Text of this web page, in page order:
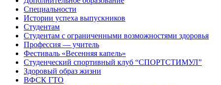
Специальности
Истории успеха выпускников
Студентам
Студентам с ограниченными возможностями здоровья
Профессия — учитель
Фестиваль «Весенняя капель»
Студенческий спортивный клуб “СПОРТСТИМУЛ”
Здоровый образ жизни
ВФСК ГТО